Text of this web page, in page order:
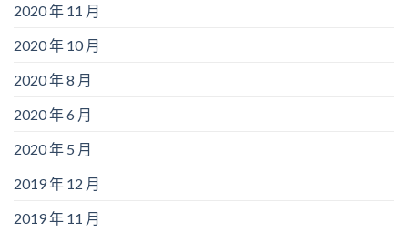
2020 年 11 月
2020 年 10 月
2020 年 8 月
2020 年 6 月
2020 年 5 月
2019 年 12 月
2019 年 11 月